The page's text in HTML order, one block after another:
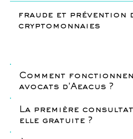
fraude et prévention
cryptomonnaies
Comment
avocats d'Aeacus ?
La première
elle gratuite ?